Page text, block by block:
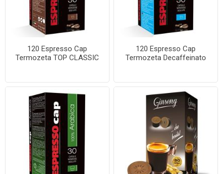
120 Espresso Cap
Termozeta TOP CLASSIC
120 Espresso Cap
Termozeta Decaffeinato